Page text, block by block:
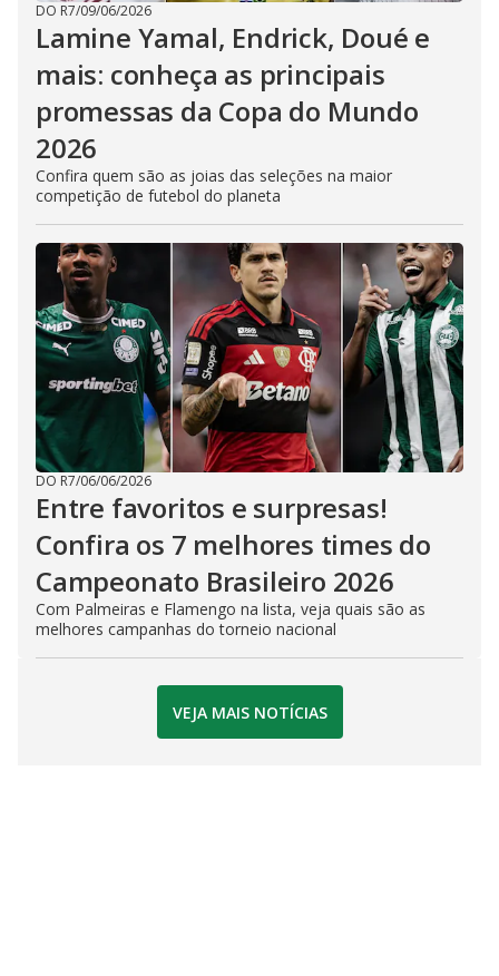
DO R7/09/06/2026
Lamine Yamal, Endrick, Doué e
mais: conheça as principais
promessas da Copa do Mundo
2026
Confira quem são as joias das seleções na maior
competição de futebol do planeta
DO R7/06/06/2026
Entre favoritos e surpresas!
Confira os 7 melhores times do
Campeonato Brasileiro 2026
Com Palmeiras e Flamengo na lista, veja quais são as
melhores campanhas do torneio nacional
VEJA MAIS NOTÍCIAS